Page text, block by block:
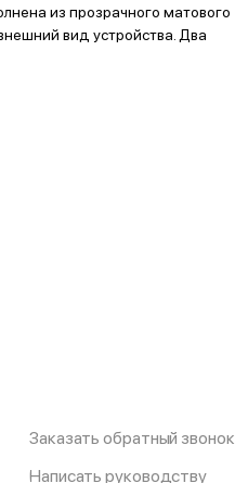
из прозрачного матового
вид устройства. Два
Заказать обратный звонок
Написать руководству